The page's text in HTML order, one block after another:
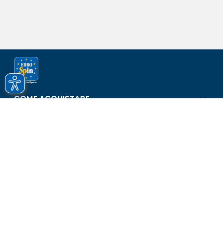
COME ACQUISTARE